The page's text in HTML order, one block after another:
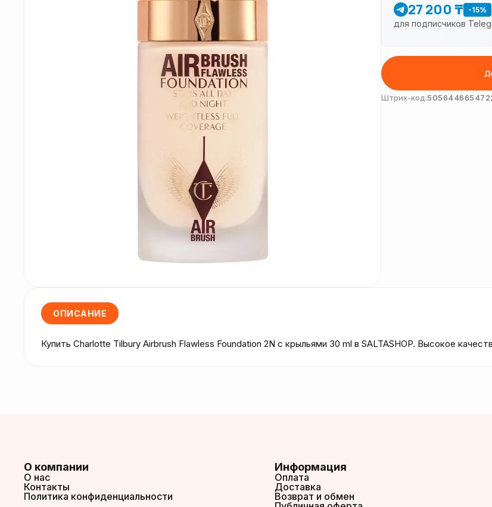
27 200 ₸ -15%
для подписчиков
Штрих-код:
ОПИСАНИЕ
Купить Charlotte Tilbury Airbrush Flawless Foundation 2N с крыльями 30 ml в SALTASHOP. Высокое
О компании
О нас
Контакты
Политика конфиденциальности
Информация
Оплата
Доставка
Возврат и обмен